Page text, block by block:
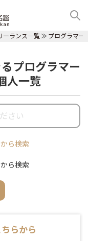
ーランス一覧 プログラマー
プログラマー
人一覧
ら検索
ら検索
らから